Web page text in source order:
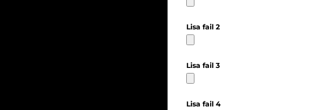
Lisa fail 2
Lisa fail 3
Lisa fail 4